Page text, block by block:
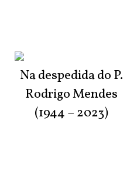
Na despedida do P.
Rodrigo Mendes
(1944 – 2023)